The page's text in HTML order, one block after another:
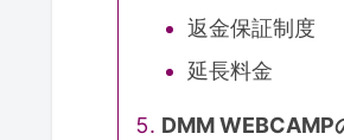
返金保証制度
延長料金
DMM WEBCAMP